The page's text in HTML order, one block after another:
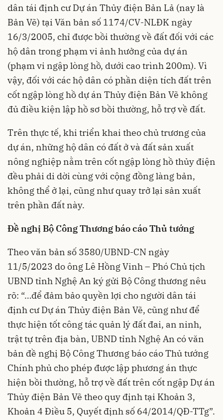
dân tái định cư Dự án Thủy điện Bản Lả (nay là
Bản Vẽ) tại Văn bản số 1174/CV-NLĐK ngày
16/3/2005, chỉ được bồi thường về đất đối với các
hộ dân trong phạm vi ảnh hưởng của dự án
(phạm vi ngập lòng hồ, dưới cao trình 200m). Vì
vậy, đối với các hộ dân có phần diện tích đất trên
cốt ngập lòng hồ dự án Thủy điện Bản Vẽ không
đủ điều kiện lập hồ sơ bồi thường, hỗ trợ về đất.
Trên thực tế, khi triển khai theo chủ trương của
dự án, những hộ dân có đất ở và đất sản xuất
nông nghiệp nằm trên cốt ngập lòng hồ thủy điện
đều phải di dời cùng với cộng đồng làng bản,
không thể ở lại, cũng như quay trở lại sản xuất
trên phần đất này.
Đề nghị Bộ Công Thương báo cáo Thủ tướng
Theo văn bản số 3580/UBND-CN ngày
11/5/2023 do ông Lê Hồng Vinh – Phó Chủ tịch
UBND tỉnh Nghệ An ký gửi Bộ Công thương nêu
rõ: “…để đảm bảo quyền lợi cho người dân tái
định cư Dự án Thủy điện Bản Vẽ, cũng như để
thực hiện tốt công tác quản lý đất đai, an ninh,
trật tự trên địa bàn, UBND tỉnh Nghệ An có văn
bản đề nghị Bộ Công Thương báo cáo Thủ tướng
Chính phủ cho phép được lập phương án thực
hiện bồi thường, hỗ trợ về đất trên cốt ngập Dự án
Thủy điện Bản Vẽ theo quy định tại Khoản 3,
Khoản 4 Điều 5, Quyết định số 64/2014/QĐ-TTg”.